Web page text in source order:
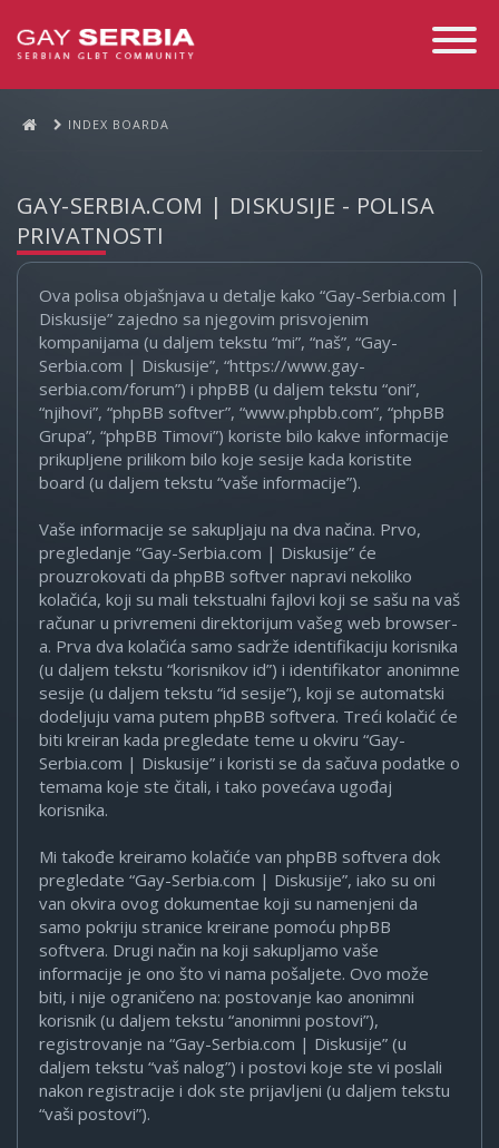
Toggle
INDEX BOARDA
GAY-SERBIA.COM | DISKUSIJE - POLISA
PRIVATNOSTI
Ova polisa objašnjava u detalje kako “Gay-Serbia.com |
Diskusije” zajedno sa njegovim prisvojenim
kompanijama (u daljem tekstu “mi”, “naš”, “Gay-
Serbia.com | Diskusije”, “https://www.gay-
serbia.com/forum”) i phpBB (u daljem tekstu “oni”,
“njihovi”, “phpBB softver”, “www.phpbb.com”, “phpBB
Grupa”, “phpBB Timovi”) koriste bilo kakve informacije
prikupljene prilikom bilo koje sesije kada koristite
board (u daljem tekstu “vaše informacije”).
Vaše informacije se sakupljaju na dva načina. Prvo,
pregledanje “Gay-Serbia.com | Diskusije” će
prouzrokovati da phpBB softver napravi nekoliko
kolačića, koji su mali tekstualni fajlovi koji se sašu na vaš
računar u privremeni direktorijum vašeg web browser-
a. Prva dva kolačića samo sadrže identifikaciju korisnika
(u daljem tekstu “korisnikov id”) i identifikator anonimne
sesije (u daljem tekstu “id sesije”), koji se automatski
dodeljuju vama putem phpBB softvera. Treći kolačić će
biti kreiran kada pregledate teme u okviru “Gay-
Serbia.com | Diskusije” i koristi se da sačuva podatke o
temama koje ste čitali, i tako povećava ugođaj
korisnika.
Mi takođe kreiramo kolačiće van phpBB softvera dok
pregledate “Gay-Serbia.com | Diskusije”, iako su oni
van okvira ovog dokumentae koji su namenjeni da
samo pokriju stranice kreirane pomoću phpBB
softvera. Drugi način na koji sakupljamo vaše
informacije je ono što vi nama pošaljete. Ovo može
biti, i nije ograničeno na: postovanje kao anonimni
korisnik (u daljem tekstu “anonimni postovi”),
registrovanje na “Gay-Serbia.com | Diskusije” (u
daljem tekstu “vaš nalog”) i postovi koje ste vi poslali
nakon registracije i dok ste prijavljeni (u daljem tekstu
“vaši postovi”).